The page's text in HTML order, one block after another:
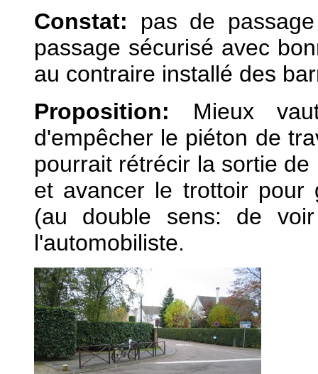
Constat: pas de
passage sécurisé avec
au contraire installé des
Proposition: Mieux
d'empêcher le piéton de
pourrait rétrécir la sortie
et avancer le trottoir
(au double sens: de
l'automobiliste.